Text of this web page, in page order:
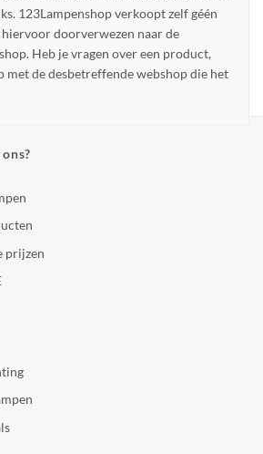
123Lampenshop verkoopt zelf géén
doorverwezen naar de
Heb je vragen over een product,
met de desbetreffende webshop die het
prijzen